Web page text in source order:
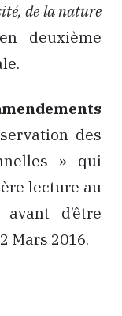
de la nature
deuxième
des
» qui
lecture au
d’être
Mars 2016.